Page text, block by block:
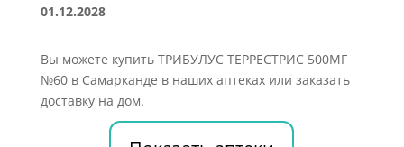
01.12.2028
Вы можете купить ТРИБУЛУС ТЕРРЕСТРИС 500МГ
№60 в Самарканде в наших аптеках или заказать
доставку на дом.